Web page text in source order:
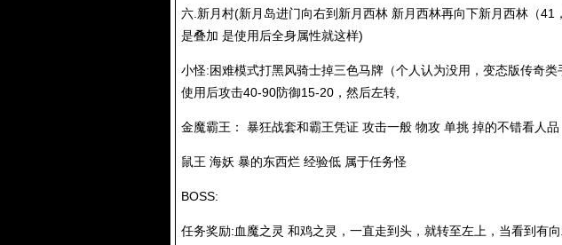
六.新月村(新月岛进门向右到新月西林 新月西林再向下新月西林（41
是叠加 是使用后全身属性就这样)
小怪:困难模式打黑风骑士掉三色马牌（个人认为没用，变态版传奇类
使用后攻击40-90防御15-20，然后左转,
金魔霸王： 暴狂战套和霸王凭证 攻击一般 物攻 单挑 掉的不错看人品
鼠王 海妖 暴的东西烂 经验低 属于任务怪
BOSS:
任务奖励:血魔之灵 和鸡之灵，一直走到头，就转至左上，当看到有